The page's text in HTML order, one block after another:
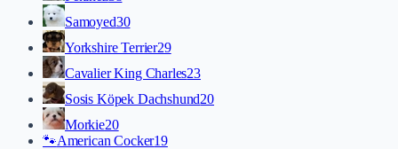
Samoyed30
Yorkshire Terrier29
Cavalier King Charles23
Sosis Köpek Dachshund20
Morkie20
🐾American Cocker19